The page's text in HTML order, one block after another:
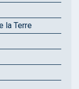
la Terre